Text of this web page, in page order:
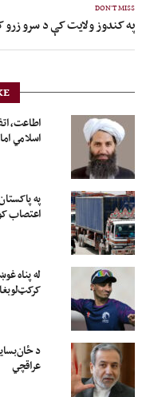
DON'T MISS
په کندوز ولایت کې د سرو زرو
اطاعت،
اسلامي
په
اعتصاب
له پناه
د
عراقچي